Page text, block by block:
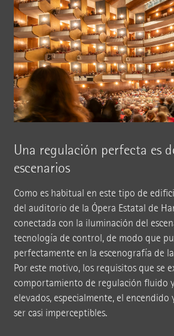
Una regulación perfecta es
escenarios
Como es habitual en este tipo de
del auditorio de la Ópera Estatal de
conectada con la iluminación del
tecnología de control, de modo que
perfectamente en la escenografía de
Por este motivo, los requisitos que se
comportamiento de regulación fluido
elevados, especialmente, el encendido
ser casi imperceptibles.